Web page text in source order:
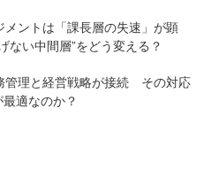
ントは「課長層の失速」が顕
い中間層”をどう変える？
管理と経営戦略が接続 その対応
適なのか？